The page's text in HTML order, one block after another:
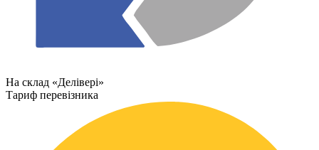
На склад «Делівері»
Тариф перевізника